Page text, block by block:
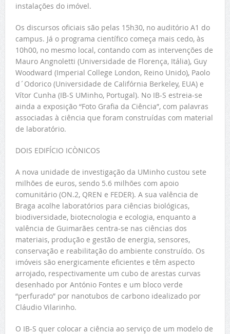
instalações do imóvel.
Os discursos oficiais são pelas 15h30, no auditório A1 do
campus. Já o programa científico começa mais cedo, às
10h00, no mesmo local, contando com as intervenções de
Mauro Angnoletti (Universidade de Florença, Itália), Guy
Woodward (Imperial College London, Reino Unido), Paolo
d´Odorico (Universidade de Califórnia Berkeley, EUA) e
Vítor Cunha (IB-S UMinho, Portugal). No IB-S estreia-se
ainda a exposição “Foto Grafia da Ciência”, com palavras
associadas à ciência que foram construídas com material
de laboratório.
DOIS EDIFÍCIO ICÒNICOS
A nova unidade de investigação da UMinho custou sete
milhões de euros, sendo 5.6 milhões com apoio
comunitário (ON.2, QREN e FEDER). A sua valência de
Braga acolhe laboratórios para ciências biológicas,
biodiversidade, biotecnologia e ecologia, enquanto a
valência de Guimarães centra-se nas ciências dos
materiais, produção e gestão de energia, sensores,
conservação e reabilitação do ambiente construído. Os
imóveis são energicamente eficientes e têm aspecto
arrojado, respectivamente um cubo de arestas curvas
desenhado por António Fontes e um bloco verde
“perfurado” por nanotubos de carbono idealizado por
Cláudio Vilarinho.
O IB-S quer colocar a ciência ao serviço de um modelo de